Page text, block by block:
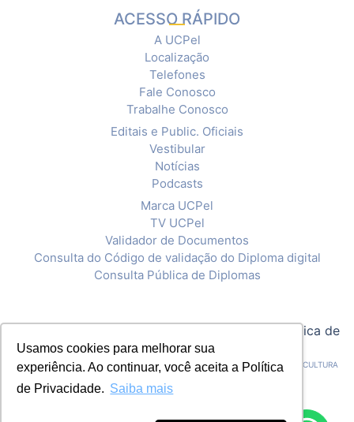
Usamos cookies para melhorar sua
experiência. Ao continuar, você aceita a Política
de Privacidade. Saiba mais
ACESSO RÁPIDO
A UCPel
Localização
Telefones
Fale Conosco
Trabalhe Conosco
Editais e Public. Oficiais
Vestibular
Notícias
Podcasts
Marca UCPel
TV UCPel
Validador de Documentos
Consulta do Código de validação do Diploma digital
Consulta Pública de Diplomas
Política de
Privacidade
CNPJ: 92.238.914/0001-03 - ASSOCIAÇÃO PELOTENSE DE ASSISTÊNCIA E CULTURA